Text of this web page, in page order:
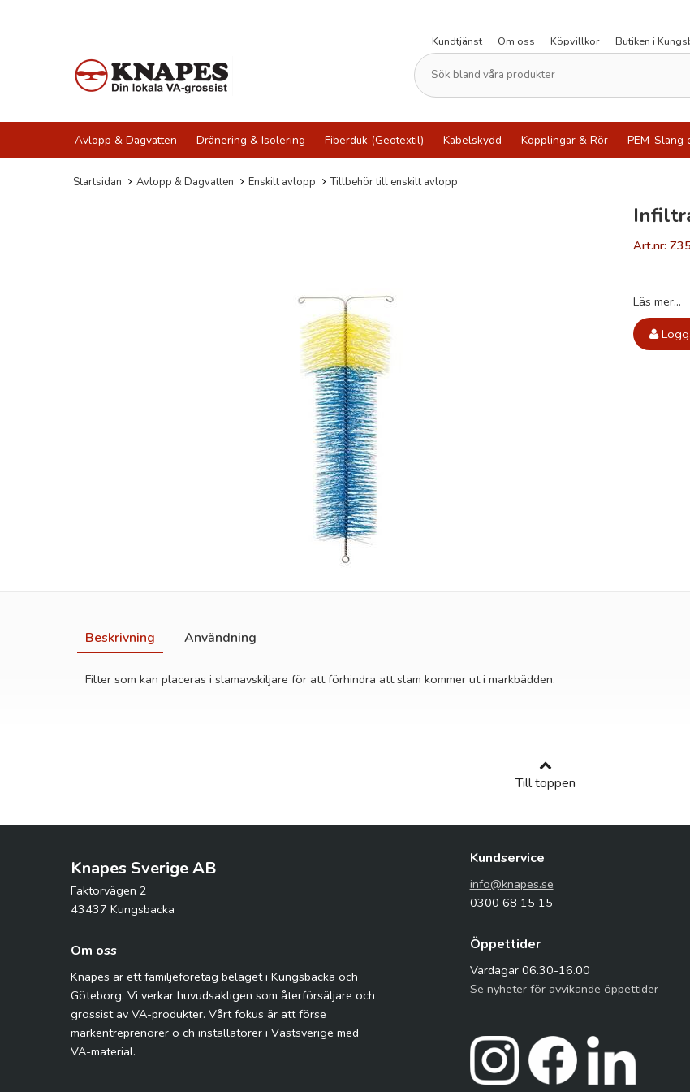
Kundtjänst
Om oss Köpvillkor Butiken i
Avlopp & Dagvatten Dränering & Isolering Fiberduk (Geotextil) Kabelskydd Kopplingar & Rör PEM-Slang
Startsidan Avlopp & Dagvatten Enskilt avlopp Tillbehör till enskilt avlopp
Art.nr:
Läs mer...
Beskrivning Användning
Filter som kan placeras i slamavskiljare för att förhindra att slam kommer ut i markbädden.
Till toppen
Knapes Sverige AB
Faktorvägen 2
43437 Kungsbacka
Om oss
Knapes är ett familjeföretag beläget i Kungsbacka och
Göteborg. Vi verkar huvudsakligen som återförsäljare och
grossist av VA-produkter. Vårt fokus är att förse
markentreprenörer o ch installatörer i Västsverige med
VA-material.
Kundservice
info@knapes.se
0300 68 15 15
Öppettider
Vardagar 06.30-16.00
Se nyheter för avvikande öppettider